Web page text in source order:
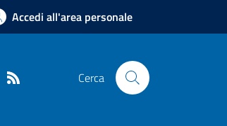
Accedi all'area personale
Telegram Cerca